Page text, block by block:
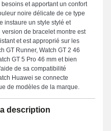
et apportant un confort
noire délicate de ce type
instaure un style stylé et
de bracelet montre est
et est approprié sur les
GT Runner, Watch GT 2 46
GT 5 Pro 46 mm et bien
de sa compatibilité
Huawei se connecte
de modèles de la marque.
description